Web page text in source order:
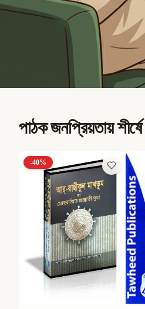
পাঠক জনপ্রিয়তায় শীর্ষে